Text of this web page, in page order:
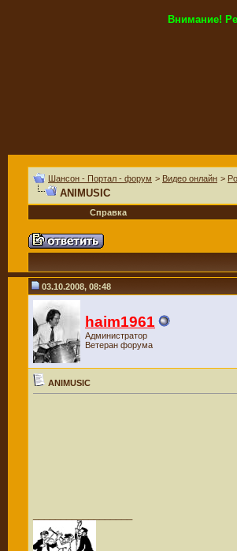
Внимание!
Шансон - Портал - форум > Видео онлайн >
ANIMUSIC
Справка
03.10.2008, 08:48
haim1961
Администратор
Ветеран форума
ANIMUSIC